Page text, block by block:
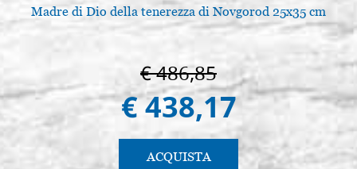
Madre di Dio della tenerezza di Novgorod 25x35 cm
€ 486,85
€ 438,17
ACQUISTA